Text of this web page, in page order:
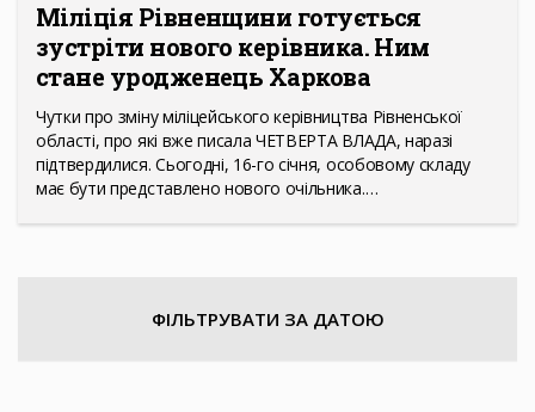
Міліція Рівненщини готується
зустріти нового керівника. Ним
стане уродженець Харкова
Чутки про зміну міліцейського керівництва Рівненської
області, про які вже писала ЧЕТВЕРТА ВЛАДА, наразі
підтвердилися. Сьогодні, 16-го січня, особовому складу
має бути представлено нового очільника.…
ФІЛЬТРУВАТИ ЗА ДАТОЮ